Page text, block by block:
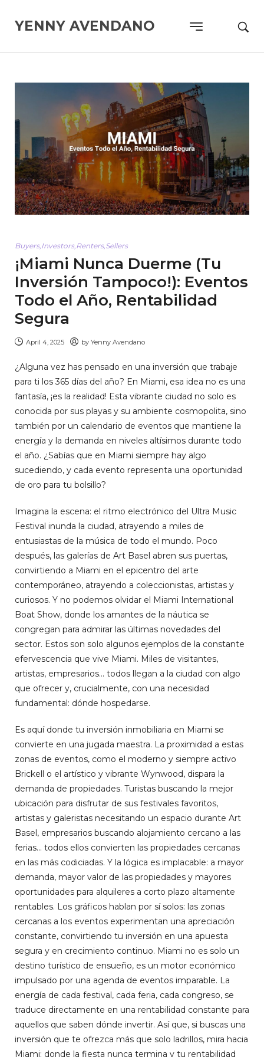
YENNY AVENDANO
Buyers, Investors, Renters, Sellers
¡Miami Nunca Duerme (Tu
Inversión Tampoco!): Eventos
Todo el Año, Rentabilidad
Segura
April 4, 2025 by Yenny Avendano
¿Alguna vez has pensado en una inversión que trabaje
para ti los 365 días del año? En Miami, esa idea no es una
fantasía, ¡es la realidad! Esta vibrante ciudad no solo es
conocida por sus playas y su ambiente cosmopolita, sino
también por un calendario de eventos que mantiene la
energía y la demanda en niveles altísimos durante todo
el año. ¿Sabías que en Miami siempre hay algo
sucediendo, y cada evento representa una oportunidad
de oro para tu bolsillo?
Imagina la escena: el ritmo electrónico del Ultra Music
Festival inunda la ciudad, atrayendo a miles de
entusiastas de la música de todo el mundo. Poco
después, las galerías de Art Basel abren sus puertas,
convirtiendo a Miami en el epicentro del arte
contemporáneo, atrayendo a coleccionistas, artistas y
curiosos. Y no podemos olvidar el Miami International
Boat Show, donde los amantes de la náutica se
congregan para admirar las últimas novedades del
sector. Estos son solo algunos ejemplos de la constante
efervescencia que vive Miami. Miles de visitantes,
artistas, empresarios… todos llegan a la ciudad con algo
que ofrecer y, crucialmente, con una necesidad
fundamental: dónde hospedarse.
Es aquí donde tu inversión inmobiliaria en Miami se
convierte en una jugada maestra. La proximidad a estas
zonas de eventos, como el moderno y siempre activo
Brickell o el artístico y vibrante Wynwood, dispara la
demanda de propiedades. Turistas buscando la mejor
ubicación para disfrutar de sus festivales favoritos,
artistas y galeristas necesitando un espacio durante Art
Basel, empresarios buscando alojamiento cercano a las
ferias… todos ellos convierten las propiedades cercanas
en las más codiciadas. Y la lógica es implacable: a mayor
demanda, mayor valor de las propiedades y mayores
oportunidades para alquileres a corto plazo altamente
rentables. Los gráficos hablan por sí solos: las zonas
cercanas a los eventos experimentan una apreciación
constante, convirtiendo tu inversión en una apuesta
segura y en crecimiento continuo. Miami no es solo un
destino turístico de ensueño, es un motor económico
impulsado por una agenda de eventos imparable. La
energía de cada festival, cada feria, cada congreso, se
traduce directamente en una rentabilidad constante para
aquellos que saben dónde invertir. Así que, si buscas una
inversión que te ofrezca más que solo ladrillos, mira hacia
Miami: donde la fiesta nunca termina y tu rentabilidad